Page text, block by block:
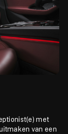
met
van een